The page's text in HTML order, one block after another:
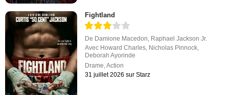
Fightland
De Damione Macedon, Raphael Jackson Jr.
Avec Howard Charles, Nicholas Pinnock,
Deborah Ayorinde
Drame,Action
31 juillet 2026 sur Starz